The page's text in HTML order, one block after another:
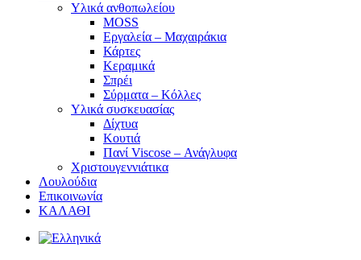
Υλικά ανθοπωλείου
MOSS
Εργαλεία – Μαχαιράκια
Κάρτες
Κεραμικά
Σπρέι
Σύρματα – Κόλλες
Υλικά συσκευασίας
Δίχτυα
Κουτιά
Πανί Viscose – Ανάγλυφα
Χριστουγεννιάτικα
Λουλούδια
Επικοινωνία
ΚΑΛΑΘΙ